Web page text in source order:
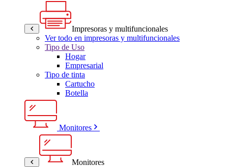
Impresoras y multifuncionales
Ver todo en impresoras y multifuncionales
Tipo de Uso
Hogar
Empresarial
Tipo de tinta
Cartucho
Botella
Monitores
Monitores